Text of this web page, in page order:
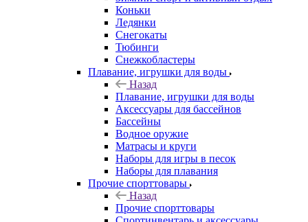
Коньки
Ледянки
Снегокаты
Тюбинги
Снежкобластеры
Плавание, игрушки для воды
Назад
Плавание, игрушки для воды
Аксессуары для бассейнов
Бассейны
Водное оружие
Матрасы и круги
Наборы для игры в песок
Наборы для плавания
Прочие спорттовары
Назад
Прочие спорттовары